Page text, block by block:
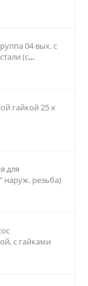
04 вых. с
(с
гайкой 25 х
для
наруж. резьба)
с гайками